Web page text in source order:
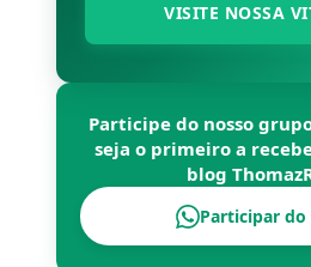
VISITE NOSSA
Participe do nosso
seja o primeiro a
blog
Participar do